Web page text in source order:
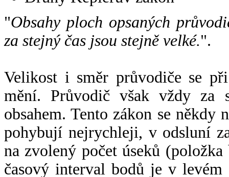
"Obsahy ploch opsaných
za stejný čas jsou stejně velké.".
Velikost i směr průvodiče se
mění. Průvodič však vždy za
obsahem. Tento zákon se někdy
pohybují nejrychleji, v odsluní
na zvolený počet úseků
časový interval bodů je v